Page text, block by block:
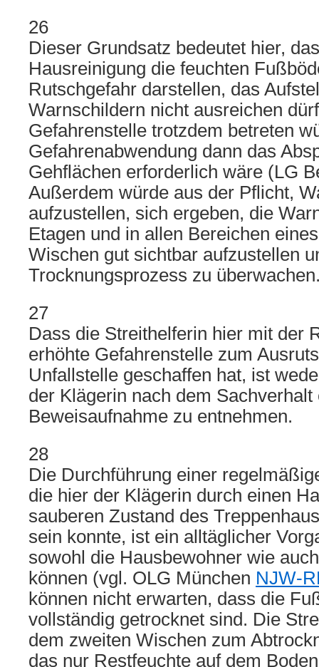
26
Dieser Grundsatz bedeutet hier,
Hausreinigung die feuchten
Rutschgefahr darstellen, das
Warnschildern nicht ausreichen
Gefahrenstelle trotzdem betreten
Gefahrenabwendung dann das
Gehflächen erforderlich wäre (LG
Außerdem würde aus der Pflicht,
aufzustellen, sich ergeben, die
Etagen und in allen Bereichen
Wischen gut sichtbar aufzustellen
Trocknungsprozess zu
27
Dass die Streithelferin hier mit der
erhöhte Gefahrenstelle zum
Unfallstelle geschaffen hat, ist
der Klägerin nach dem Sachverhalt
Beweisaufnahme zu entnehmen.
28
Die Durchführung einer
die hier der Klägerin durch einen
sauberen Zustand des
sein konnte, ist ein alltäglicher
sowohl die Hausbewohner wie
können (vgl. OLG München NJW-
können nicht erwarten, dass die
vollständig getrocknet sind. Die
dem zweiten Wischen zum
das nur Restfeuchte auf dem